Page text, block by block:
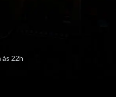
às 22h